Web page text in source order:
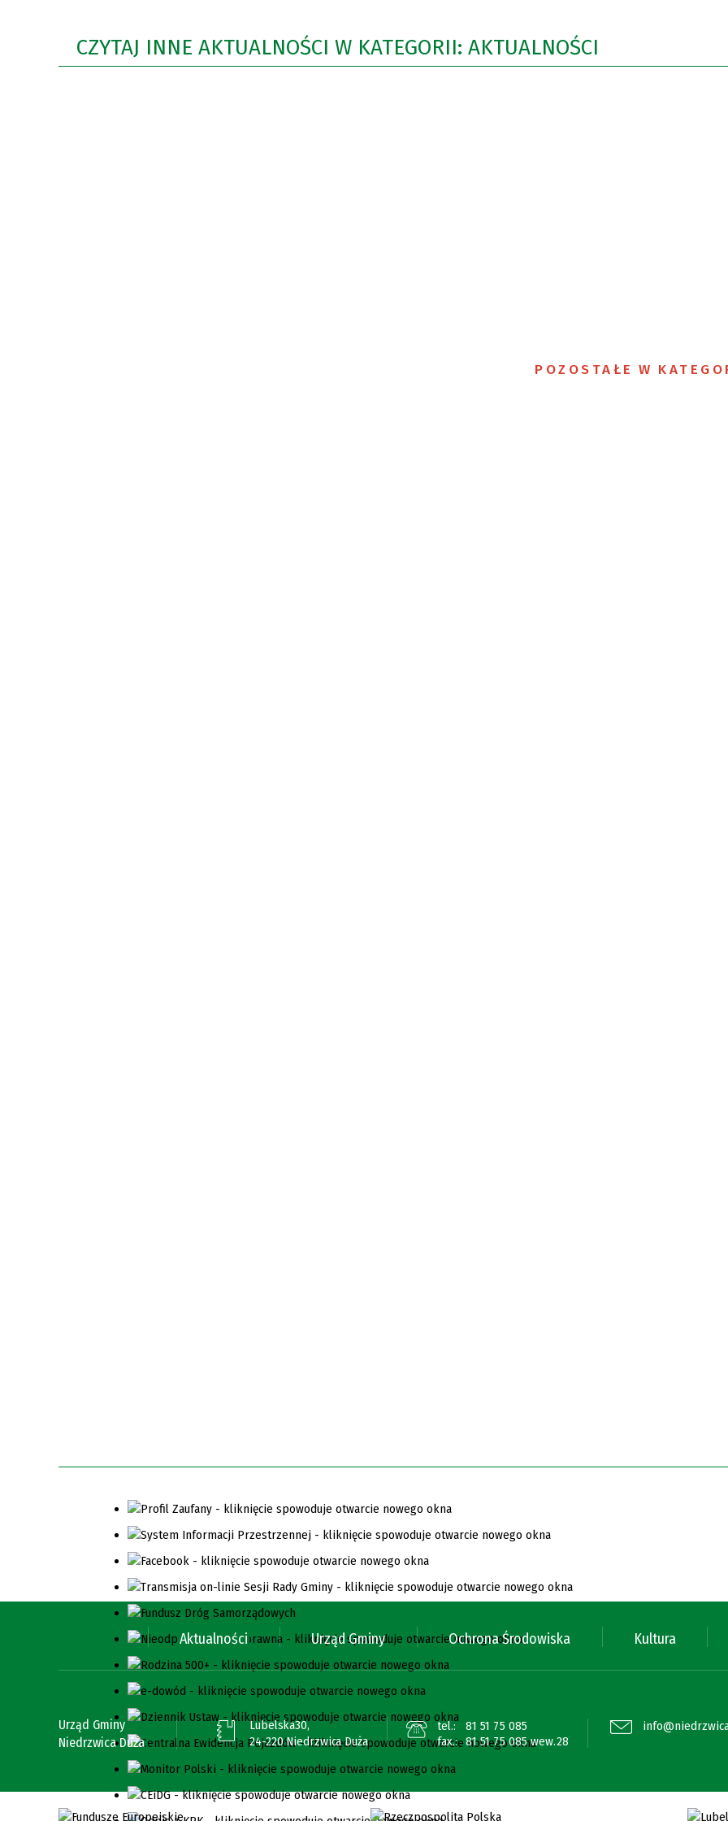
CZYTAJ INNE AKTUALNOŚCI W KATEGORII: AKTUALNOŚCI
POZOSTAŁE W
Aktualności Urząd Gminy Ochrona Środowiska Kultura
Urząd Gminy
Niedrzwica Duża
Lubelska30,
24-220 Niedrzwica Duża
tel.:
81 51 75 085
fax.: 81 51 75 085 wew.28